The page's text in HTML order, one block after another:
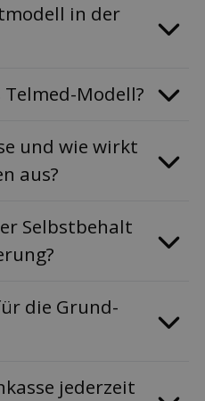
in der
Modell?
und wie wirkt
aus?
Selbst­behalt
die Grund­
jederzeit